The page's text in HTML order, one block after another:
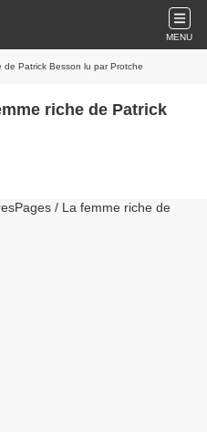
MENU
de Patrick Besson lu par Protche
riche de Patrick